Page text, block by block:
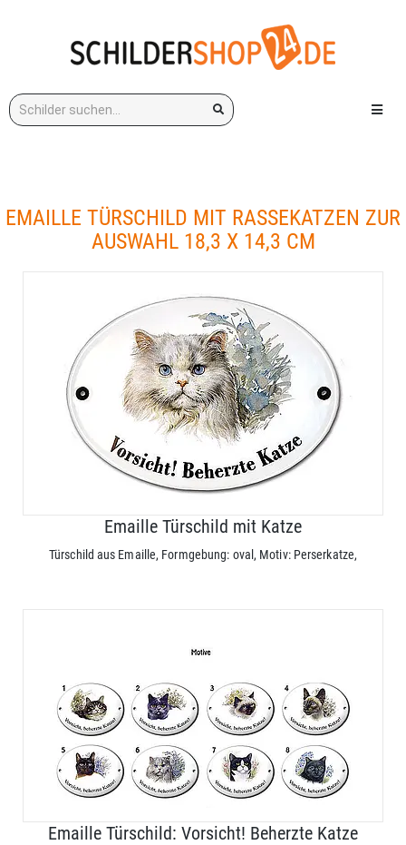
Stichwort: Menü
EMAILLE TÜRSCHILD MIT RASSEKATZEN ZUR
AUSWAHL 18,3 X 14,3 CM
Emaille Türschild mit Katze
Türschild aus Emaille, Formgebung: oval, Motiv: Perserkatze,
Emaille Türschild: Vorsicht! Beherzte Katze